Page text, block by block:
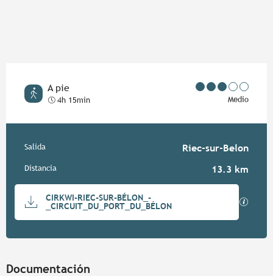
A pie
4h 15min Medio
Información práctica
Salida Riec-sur-Belon
Distancia 13.3 km
Documentación
CIRKWI-RIEC-SUR-BÉLON_-
_CIRCUIT_DU_PORT_DU_BÉLON
Los
Documentación